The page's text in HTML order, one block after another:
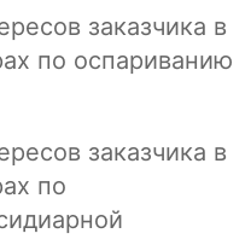
заказчика в
по оспариванию
заказчика в
по